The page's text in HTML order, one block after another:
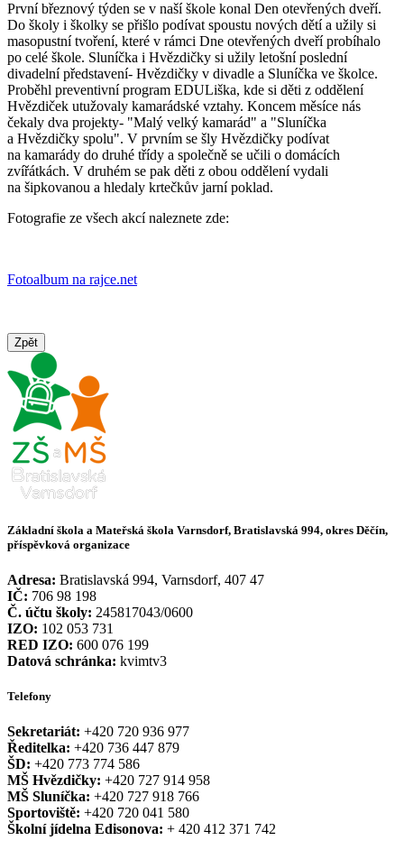
První březnový týden se v naší škole konal Den otevřených dveří.
Do školy i školky se přišlo podívat spoustu nových dětí a užily si
masopustní tvoření, které v rámci Dne otevřených dveří probíhalo
po celé škole. Sluníčka i Hvězdičky si užily letošní poslední
divadelní představení- Hvězdičky v divadle a Sluníčka ve školce.
Proběhl preventivní program EDULiška, kde si děti z oddělení
Hvězdiček utužovaly kamarádské vztahy. Koncem měsíce nás
čekaly dva projekty- "Malý velký kamarád" a "Sluníčka
a Hvězdičky spolu". V prvním se šly Hvězdičky podívat
na kamarády do druhé třídy a společně se učili o domácích
zvířátkách. V druhém se pak děti z obou oddělení vydali
na šipkovanou a hledaly krtečkův jarní poklad.
Fotografie ze všech akcí naleznete zde:
Fotoalbum na rajce.net
Zpět
Základní škola a Mateřská škola Varnsdorf, Bratislavská 994, okres Děčín,
příspěvková organizace
Adresa: Bratislavská 994, Varnsdorf, 407 47
IČ: 706 98 198
Č. účtu školy: 245817043/0600
IZO: 102 053 731
RED IZO: 600 076 199
Datová schránka: kvimtv3
Telefony
Sekretariát: +420 720 936 977
Ředitelka: +420 736 447 879
ŠD: +420 773 774 586
MŠ Hvězdičky: +420 727 914 958
MŠ Sluníčka: +420 727 918 766
Sportoviště: +420 720 041 580
Školní jídelna Edisonova: + 420 412 371 742